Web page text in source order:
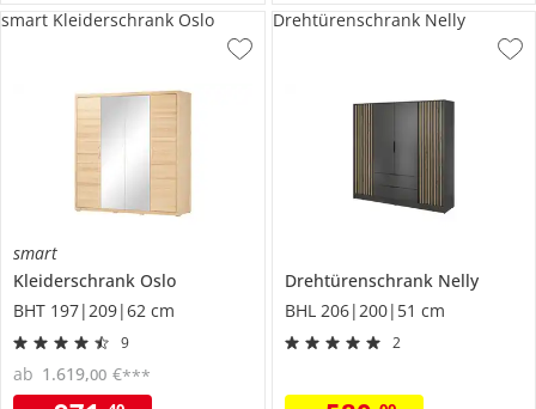
smart
Kleiderschrank Oslo
BHT 197|209|62 cm
9
ab 1.619,00 €***
smart Kleiderschrank Oslo
Drehtürenschrank Nelly
BHL 206|200|51 cm
2
Drehtürenschrank Nelly